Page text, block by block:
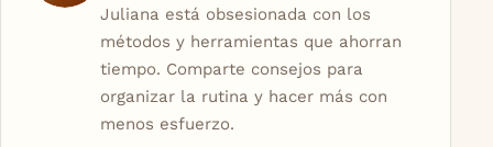
Juliana está obsesionada con los
métodos y herramientas que ahorran
tiempo. Comparte consejos para
organizar la rutina y hacer más con
menos esfuerzo.